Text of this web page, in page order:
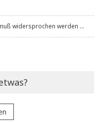
widersprochen werden ...